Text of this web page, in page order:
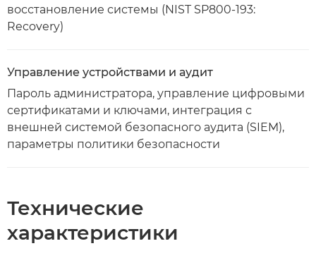
восстановление системы (NIST SP800-193:
Recovery)
Управление устройствами и аудит
Пароль администратора, управление цифровыми
сертификатами и ключами, интеграция с
внешней системой безопасного аудита (SIEM),
параметры политики безопасности
Технические
характеристики